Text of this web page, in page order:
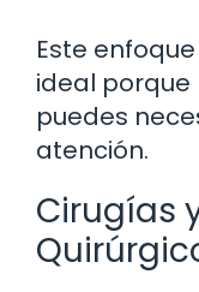
Este
ideal
puedes
atención.
Cirugías